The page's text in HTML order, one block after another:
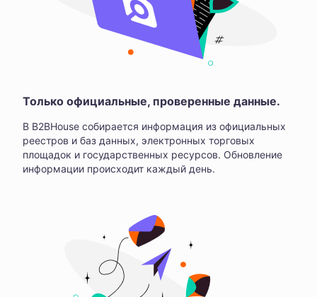
Только официальные, проверенные данные.
В B2BHouse собирается информация из официальных
реестров и баз данных, электронных торговых
площадок и государственных ресурсов. Обновление
информации происходит каждый день.